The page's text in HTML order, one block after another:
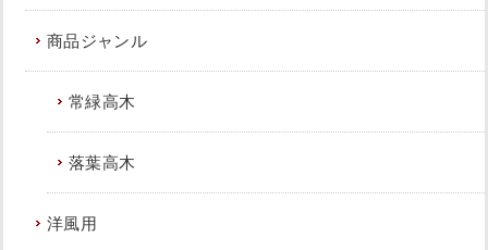
商品ジャンル
常緑高木
落葉高木
洋風用